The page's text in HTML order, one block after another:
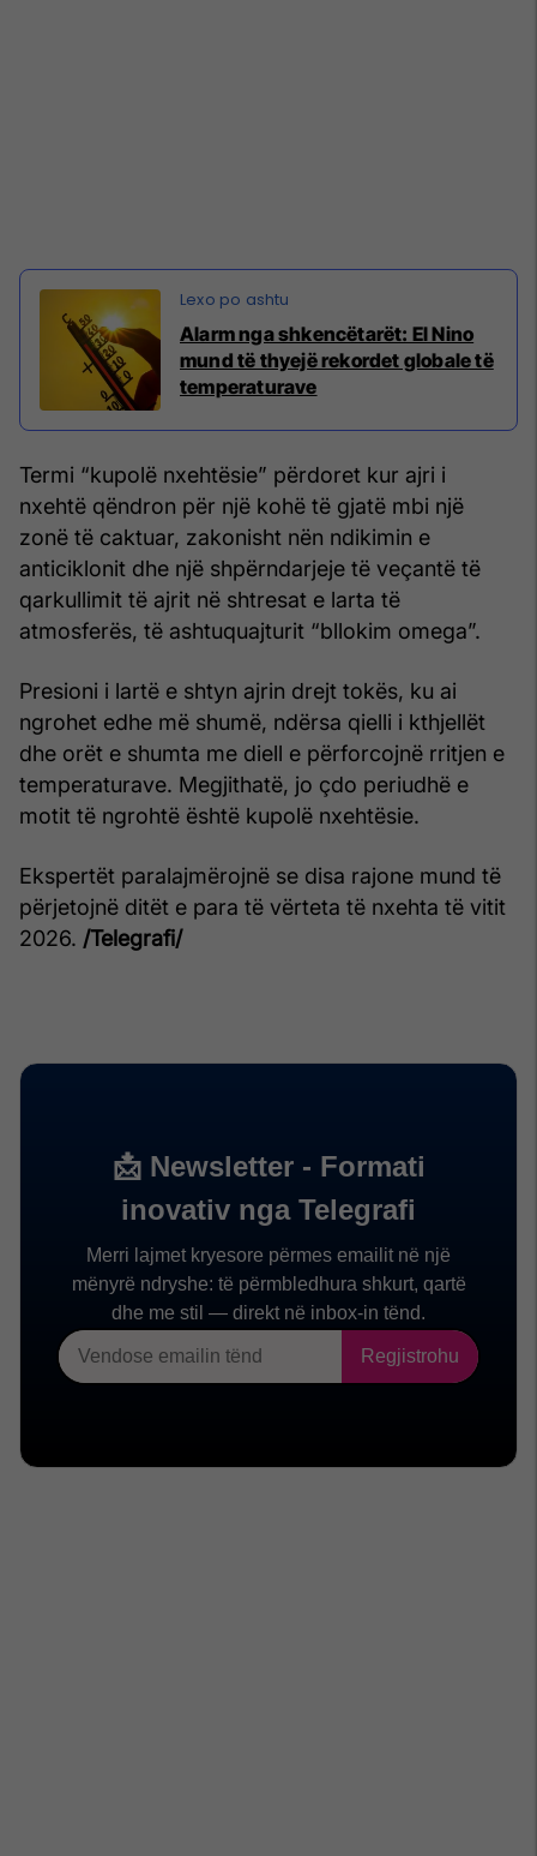
Alarm nga shkencëtarët: El Nino
mund të thyejë rekordet globale të
temperaturave
Termi “kupolë nxehtësie” përdoret kur ajri i
nxehtë qëndron për një kohë të gjatë mbi një
zonë të caktuar, zakonisht nën ndikimin e
anticiklonit dhe një shpërndarjeje të veçantë të
qarkullimit të ajrit në shtresat e larta të
atmosferës, të ashtuquajturit “bllokim omega”.
Presioni i lartë e shtyn ajrin drejt tokës, ku ai
ngrohet edhe më shumë, ndërsa qielli i kthjellët
dhe orët e shumta me diell e përforcojnë rritjen e
temperaturave. Megjithatë, jo çdo periudhë e
motit të ngrohtë është kupolë nxehtësie.
Ekspertët paralajmërojnë se disa rajone mund të
përjetojnë ditët e para të vërteta të nxehta të vitit
2026. /Telegrafi/